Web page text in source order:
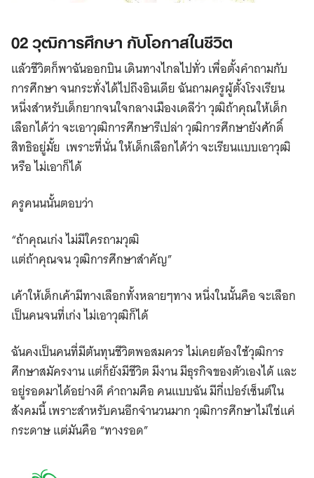
02 วุฒิการศึกษา กับโอกาสในชีวิต
แล้วชีวิตก็พาฉันออกบิน เดินทางไกลไปทั่ว เพื่อตั้งคำถามกับ
การศึกษา จนกระทั่งได้ไปถึงอินเดีย ฉันถามครูผู้ตั้งโรงเรียน
หนึ่งสำหรับเด็กยากจนใจกลางเมืองเดลีว่า วุฒิถ้าคุณให้เด็ก
เลือกได้ว่า จะเอาวุฒิการศึกษารึเปล่า วุฒิการศึกษายังศักดิ์
สิทธิอยู่มั้ย เพราะที่นั่น ให้เด็กเลือกได้ว่า จะเรียนแบบเอาวุฒิ
หรือ ไม่เอาก็ได้
ครูคนนนั้นตอบว่า
“ถ้าคุณเก่ง ไม่มีใครถามวุฒิ
แต่ถ้าคุณจน วุฒิการศึกษาสำคัญ”
เค้าให้เด็กเค้ามีทางเลือกทั้งหลายๆทาง หนึ่งในนั้นคือ จะเลือก
เป็นคนจนที่เก่ง ไม่เอาวุฒิก็ได้
ฉันคงเป็นคนที่มีต้นทุนชีวิตพอสมควร ไม่เคยต้องใช้วุฒิการ
ศึกษาสมัครงาน แต่ก็ยังมีชีวิต มีงาน มีธุรกิจของตัวเองได้ และ
อยู่รอดมาได้อย่างดี คำถามคือ คนแบบฉัน มีกี่เปอร์เซ็นต์ใน
สังคมนี้ เพราะสำหรับคนอีกจำนวนมาก วุฒิการศึกษาไม่ใช่แค่
กระดาษ แต่มันคือ “ทางรอด”